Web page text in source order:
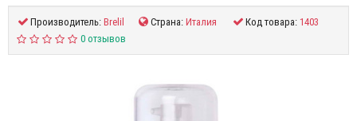
Производитель:Brelil Страна:Италия Код товара:1403
0 отзывов